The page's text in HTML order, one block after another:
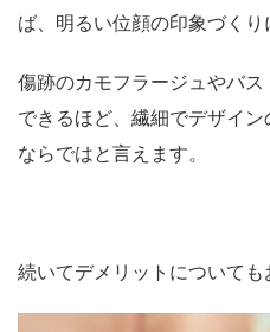
ば、明るい位顔の印象づくり
傷跡のカモフラージュやバ
できるほど、繊細でデザイ
ならではと言えます。
続いてデメリットについて